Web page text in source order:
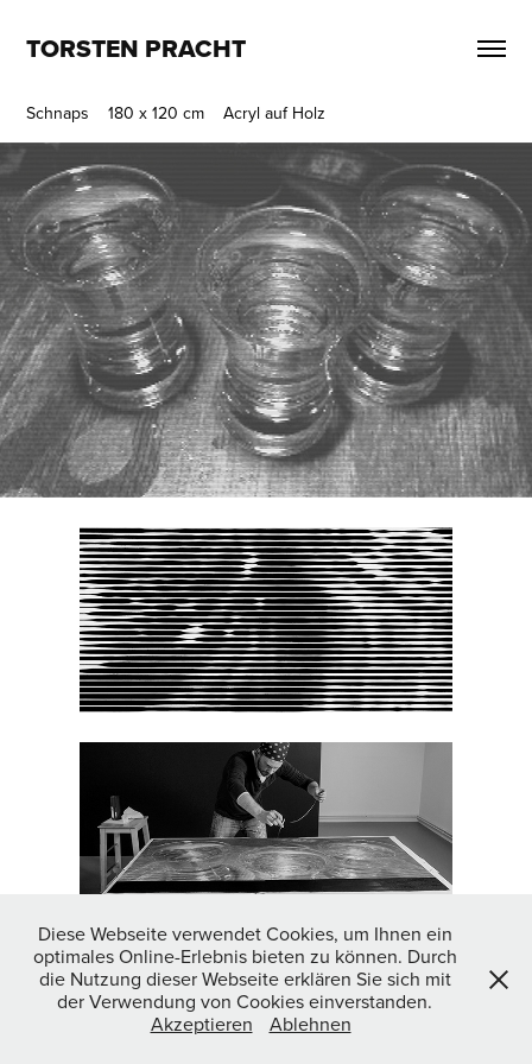
TORSTEN PRACHT
Schnaps 180 x 120 cm Acryl auf Holz
Back to Top
Impressum//Datenschutz
Diese Webseite verwendet Cookies, um Ihnen ein
optimales Online-Erlebnis bieten zu können. Durch
die Nutzung dieser Webseite erklären Sie sich mit
der Verwendung von Cookies einverstanden.
Akzeptieren
Ablehnen